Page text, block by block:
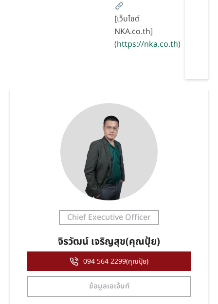
[เว็บไซต์
NKA.co.th]
(https://nka.co.th)
Chief Executive Officer
จิรวัฒน์ เจริญสุข(คุณปุ้ย)
094 564 2299(คุณปุ้ย)
ข้อมูลเอเจ้นท์